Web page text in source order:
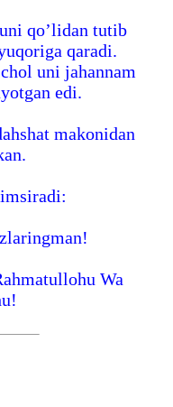
qo’lidan tutib
qaradi.
uni jahannam
edi.
makonidan
Wa